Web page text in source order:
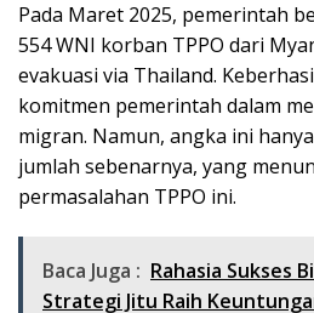
Pada Maret 2025, pemerintah
554 WNI korban TPPO dari
evakuasi via Thailand.
komitmen pemerintah dalam
migran. Namun, angka ini
jumlah sebenarnya, yang
permasalahan TPPO ini.
Baca Juga : Rahasia Sukses
Strategi Jitu Raih